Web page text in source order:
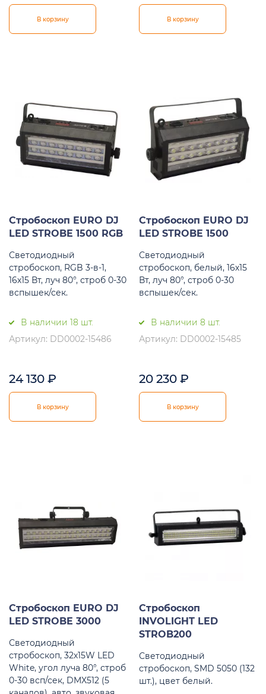
В корзину В корзину
Стробоскоп EURO DJ
LED STROBE 1500 RGB
Светодиодный
стробоскоп, RGB 3-в-1,
16х15 Вт, луч 80°, строб 0-30
вспышек/сек.
В наличии 18 шт.
Артикул: DD0002-15486
24 130 ₽
В корзину
Стробоскоп EURO DJ
LED STROBE 1500
Светодиодный
стробоскоп, белый, 16х15
Вт, луч 80°, строб 0-30
вспышек/сек.
В наличии 8 шт.
Артикул: DD0002-15485
20 230 ₽
В корзину
Стробоскоп EURO DJ
LED STROBE 3000
Светодиодный
стробоскоп, 32х15W LED
White, угол луча 80°, строб
0-30 всп/сек, DMX512 (5
Стробоскоп
INVOLIGHT LED
STROB200
Светодиодный
стробоскоп, SMD 5050 (132
шт.), цвет белый.